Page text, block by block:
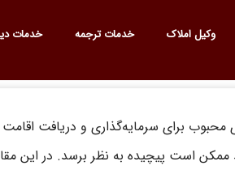
وکیل املاک خدمات ترجمه خدمات
محبوب برای سرمایه‌گذاری و دریافت
ممکن است پیچیده به نظر برسد. در این